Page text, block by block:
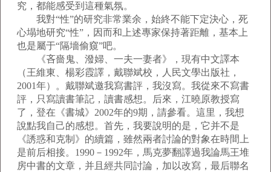
究，都能感受到這種氣氛。
我對“性”的研究非常業余，始終不能下定決心，死
心塌地研究“性”，因而和上述專家保持著距離，基本上
也是屬于“隔墻偷窺”吧。
《吝嗇鬼、潑婦、一夫一妻者》，現有中文譯本
（王維東、楊彩霞譯，戴聯斌校，人民文學出版社，
2001年）。戴聯斌邀我寫書評，我沒寫。我從來不寫書
評，只寫讀書筆記，讀書感想。后來，江曉原教授寫
了，登在《書城》2002年的9期，請參看。這里，我想
說點我自己的感想。首先，我要說明的是，它并不是
《誘惑和克制》的續篇，雖然兩者討論的對象在時間上
是前后相接。1990－1992年，馬克夢翻譯過我論馬王堆
房中書的文章，并且經共同討論，加以改寫，最后聯名